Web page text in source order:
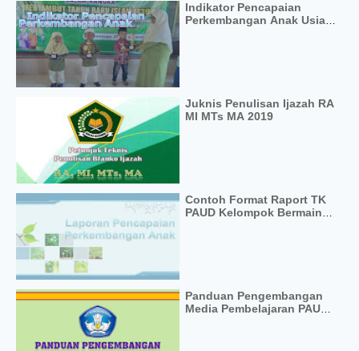
Indikator Pencapaian
Perkembangan Anak Usia
Juknis Penulisan Ijazah RA
MI MTs MA 2019
Contoh Format Raport TK
PAUD Kelompok Bermain
Panduan Pengembangan
Media Pembelajaran PAUD